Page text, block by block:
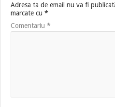
Adresa ta de email nu va fi
marcate cu*
Comentariu*